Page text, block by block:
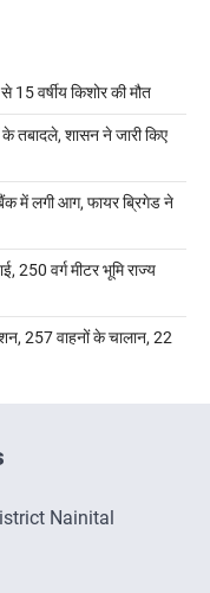
15 वर्षीय किशोर की मौत
तबादले, शासन ने जारी किए
बैंक में लगी आग, फायर ब्रिगेड ने
250 वर्ग मीटर भूमि राज्य
257 वाहनों के चालान, 22
Nainital